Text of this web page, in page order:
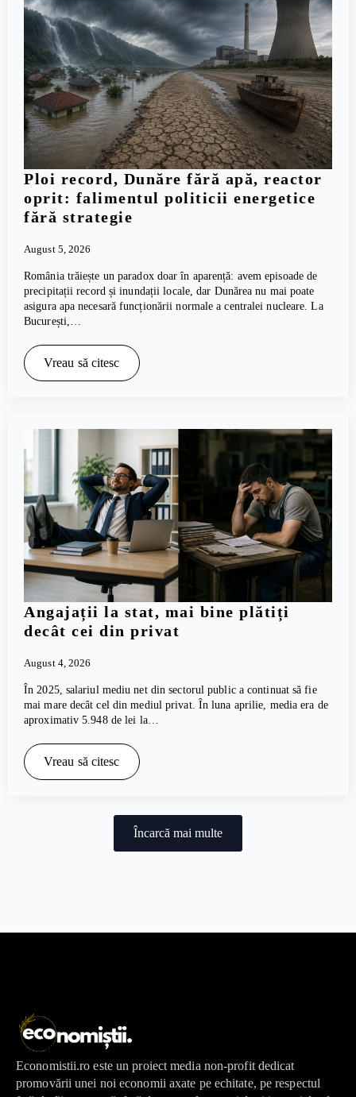
Ploi record, Dunăre fără apă, reactor
oprit: falimentul politicii energetice
fără strategie
August 5, 2026
România trăiește un paradox doar în aparență: avem episoade de
precipitații record și inundații locale, dar Dunărea nu mai poate
asigura apa necesară funcționării normale a centralei nucleare. La
București,…
Vreau să citesc
Angajații la stat, mai bine plătiți
decât cei din privat
August 4, 2026
În 2025, salariul mediu net din sectorul public a continuat să fie
mai mare decât cel din mediul privat. În luna aprilie, media era de
aproximativ 5.948 de lei la…
Vreau să citesc
Încarcă mai multe
Economistii.ro este un proiect media non-profit dedicat
promovării unei noi economii axate pe echitate, pe respectul